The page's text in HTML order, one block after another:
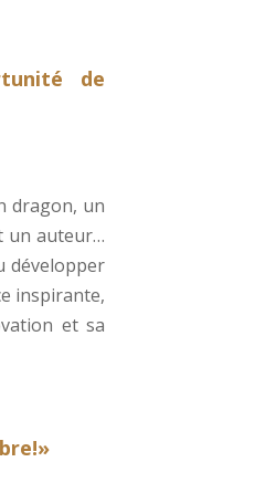
de
dragon, un
un auteur…
développer
inspirante,
et sa